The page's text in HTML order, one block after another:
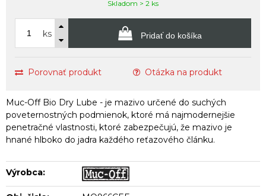
Skladom > 2 ks
ks Pridať do košíka
Porovnať produkt Otázka na produkt
Muc-Off Bio Dry Lube - je mazivo určené do suchých
poveternostných podmienok, ktoré má najmodernejšie
penetračné vlastnosti, ktoré zabezpečujú, že mazivo je
hnané hlboko do jadra každého reťazového článku.
Výrobca: